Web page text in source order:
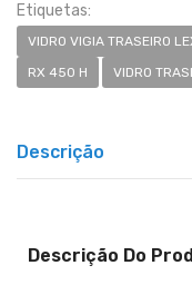
Etiquetas:
VIDRO VIGIA TRASEIRO
RX 450 H
VIDRO
Descrição
Descrição Do